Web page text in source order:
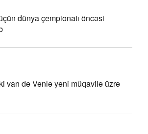
dünya çempionatı öncəsi
van de Venlə yeni müqavilə üzrə